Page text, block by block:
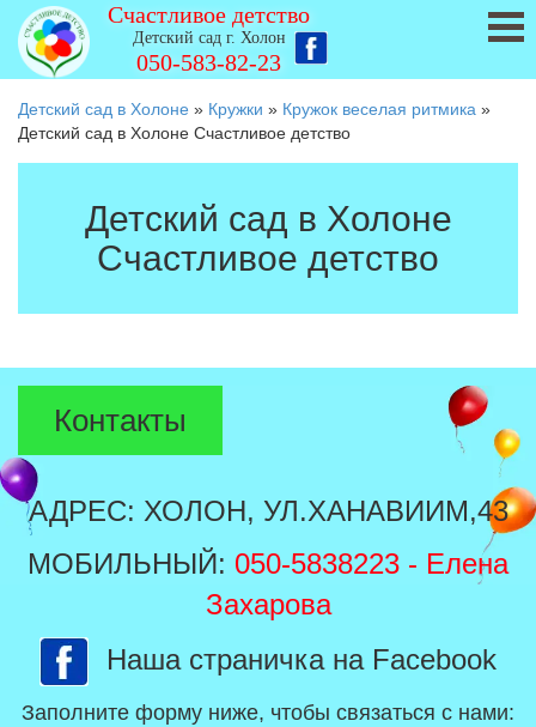
Счастливое детство
Детский сад г. Холон
050-583-82-23
Детский сад в Холоне » Кружки » Кружок веселая ритмика »
Детский сад в Холоне Счастливое детство
Детский сад в Холоне
Счастливое детство
Контакты
АДРЕС: ХОЛОН, УЛ.ХАНАВИИМ,43
МОБИЛЬНЫЙ: 050-5838223 - Елена
Захарова
Наша страничка на Facebook
Заполните форму ниже, чтобы связаться с нами: